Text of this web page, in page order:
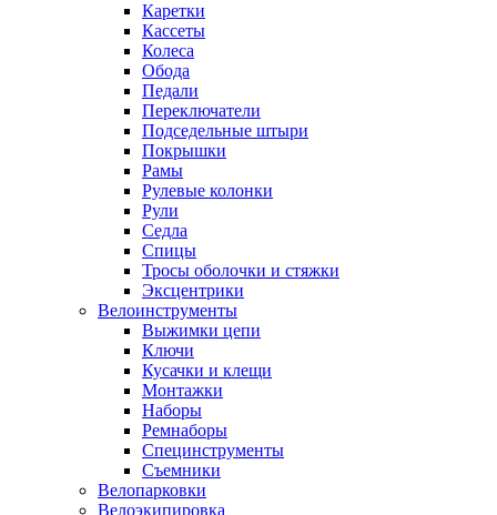
Каретки
Кассеты
Колеса
Обода
Педали
Переключатели
Подседельные штыри
Покрышки
Рамы
Рулевые колонки
Рули
Седла
Спицы
Тросы оболочки и стяжки
Эксцентрики
Велоинструменты
Выжимки цепи
Ключи
Кусачки и клещи
Монтажки
Наборы
Ремнаборы
Специнструменты
Съемники
Велопарковки
Велоэкипировка